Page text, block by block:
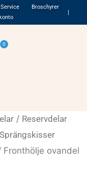
Service
Broschyrer
0
Varukorg
/ Reservdelar
Sprängskisser
Fronthölje ovandel